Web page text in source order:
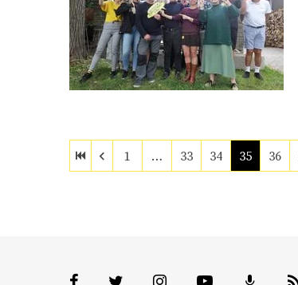
1 … 33 34 35 36